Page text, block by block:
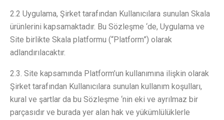
2.2 Uygulama, Şirket tarafından Kullanıcılara sunulan Skala
ürünlerini kapsamaktadır. Bu Sözleşme ‘de, Uygulama ve
Site birlikte Skala platformu (“Platform”) olarak
adlandırılacaktır.
2.3. Site kapsamında Platform’un kullanımına ilişkin olarak
Şirket tarafından Kullanıcılara sunulan kullanım koşulları,
kural ve şartlar da bu Sözleşme ‘nin eki ve ayrılmaz bir
parçasıdır ve burada yer alan hak ve yükümlülüklerle